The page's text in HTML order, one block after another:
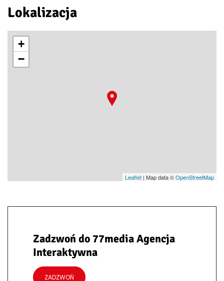
Lokalizacja
+
−
Leaflet | Map data ©OpenStreetMap
Zadzwoń do 77media Agencja
Interaktywna
ZADZWOŃ